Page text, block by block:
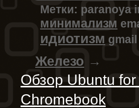
Метки: paranoya
минимализм
идиотизм gmail
Железо →
Обзор Ubuntu
Chromebook